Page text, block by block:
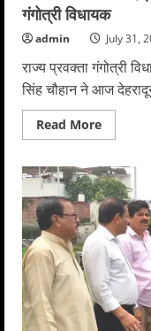
गंगोत्री विधायक
admin July 31,
राज्य प्रवक्ता गंगोत्री
सिंह चौहान ने आज
Read MoreRead
more
अरब
में
फंसे
इंद्रमणि
की
हो
स्वदेश
वापसी,
सीएम
से
मिले
गंगोत्री
विधायक